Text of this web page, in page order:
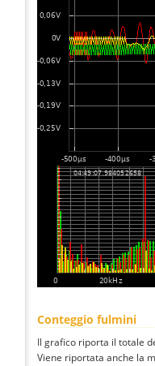
Conteggio fulmini
Il grafico riporta il totale
Viene riportata anche la